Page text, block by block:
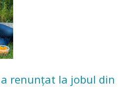
a renunțat la jobul din